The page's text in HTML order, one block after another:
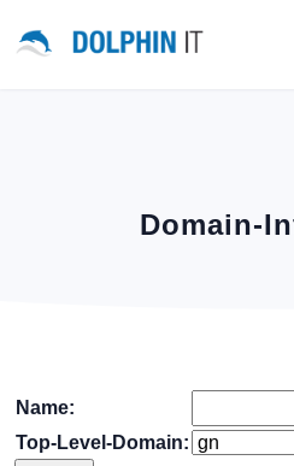
Domain-
Name:
Top-Level-Domain: